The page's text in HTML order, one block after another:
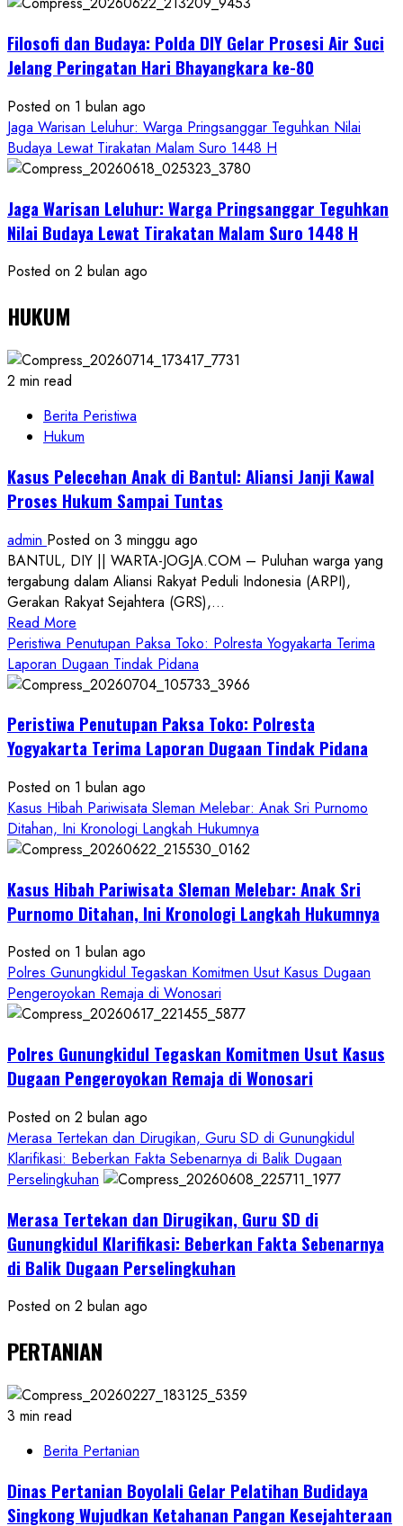
Filosofi dan Budaya: Polda DIY Gelar Prosesi Air Suci
Jelang Peringatan Hari Bhayangkara ke-80
Posted on 1 bulan ago
Jaga Warisan Leluhur: Warga Pringsanggar Teguhkan Nilai
Budaya Lewat Tirakatan Malam Suro 1448 H
Jaga Warisan Leluhur: Warga Pringsanggar Teguhkan
Nilai Budaya Lewat Tirakatan Malam Suro 1448 H
Posted on 2 bulan ago
HUKUM
2 min read
Berita Peristiwa
Hukum
Kasus Pelecehan Anak di Bantul: Aliansi Janji Kawal
Proses Hukum Sampai Tuntas
admin Posted on 3 minggu ago
BANTUL, DIY || WARTA-JOGJA.COM – Puluhan warga yang
tergabung dalam Aliansi Rakyat Peduli Indonesia (ARPI),
Gerakan Rakyat Sejahtera (GRS),...
Read More
more
about
Kasus
Anak
di
Aliansi
Janji
Kawal
Proses
Sampai
Tuntas
Peristiwa Penutupan Paksa Toko: Polresta Yogyakarta Terima
Laporan Dugaan Tindak Pidana
Peristiwa Penutupan Paksa Toko: Polresta
Yogyakarta Terima Laporan Dugaan Tindak Pidana
Posted on 1 bulan ago
Kasus Hibah Pariwisata Sleman Melebar: Anak Sri Purnomo
Ditahan, Ini Kronologi Langkah Hukumnya
Kasus Hibah Pariwisata Sleman Melebar: Anak Sri
Purnomo Ditahan, Ini Kronologi Langkah Hukumnya
Posted on 1 bulan ago
Polres Gunungkidul Tegaskan Komitmen Usut Kasus Dugaan
Pengeroyokan Remaja di Wonosari
Polres Gunungkidul Tegaskan Komitmen Usut Kasus
Dugaan Pengeroyokan Remaja di Wonosari
Posted on 2 bulan ago
Merasa Tertekan dan Dirugikan, Guru SD di Gunungkidul
Klarifikasi: Beberkan Fakta Sebenarnya di Balik Dugaan
Perselingkuhan
Merasa Tertekan dan Dirugikan, Guru SD di
Gunungkidul Klarifikasi: Beberkan Fakta Sebenarnya
di Balik Dugaan Perselingkuhan
Posted on 2 bulan ago
PERTANIAN
3 min read
Berita Pertanian
Dinas Pertanian Boyolali Gelar Pelatihan Budidaya
Singkong Wujudkan Ketahanan Pangan Kesejahteraan